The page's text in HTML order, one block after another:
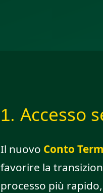
1. Accesso
Il nuovo Conto
favorire la
processo più